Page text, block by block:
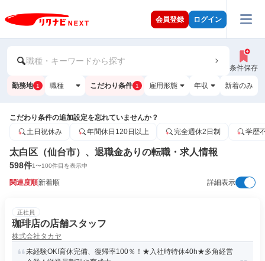
会員登録 ログイン
職種・キーワードから探す
条件保存
勤務地 1 職種 こだわり条件 1 雇用形態 年収 新着のみ
こだわり条件の追加設定を忘れていませんか？
土日祝休み
年間休日120日以上 完全週休2日制 学歴
太白区（仙台市）、退職金ありの転職・求人情報
598件1〜100件目を表示中
関連度順新着順 詳細表示
正社員
珈琲店の店舗スタッフ
株式会社タカヤ
未経験OK!育休完備、復帰率100％！★入社時特休40h★多角経営